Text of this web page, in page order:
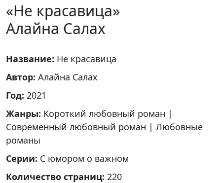
«Не красавица»
Алайна Салах
Название: Не красавица
Автор: Алайна Салах
Год: 2021
Жанры: Короткий любовный роман |
Современный любовный роман | Любовные
романы
Серии: С юмором о важном
Количество страниц: 220